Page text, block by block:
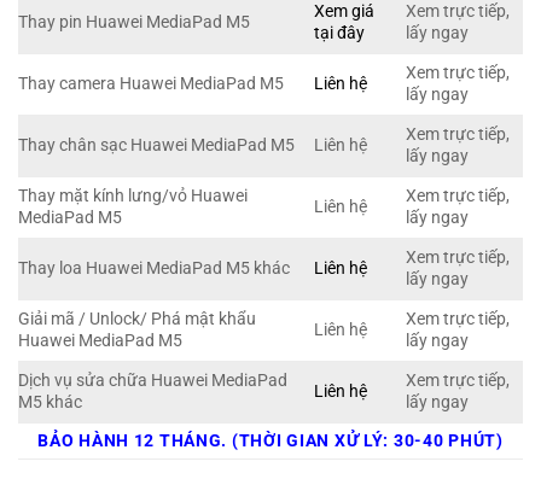
Thay pin Huawei MediaPad M5
Xem giá
tại đây
Xem trực tiếp,
lấy ngay
Thay camera Huawei MediaPad M5 Liên hệ
Xem trực tiếp,
lấy ngay
Thay chân sạc Huawei MediaPad M5 Liên hệ
Xem trực tiếp,
lấy ngay
Thay mặt kính lưng/vỏ Huawei
MediaPad M5
Liên hệ
Xem trực tiếp,
lấy ngay
Thay loa Huawei MediaPad M5 khác Liên hệ
Xem trực tiếp,
lấy ngay
Giải mã / Unlock/ Phá mật khẩu
Huawei MediaPad M5
Liên hệ
Xem trực tiếp,
lấy ngay
Dịch vụ sửa chữa Huawei MediaPad
M5 khác
Liên hệ
Xem trực tiếp,
lấy ngay
BẢO HÀNH 12 THÁNG. (THỜI GIAN XỬ LÝ: 30-40 PHÚT)